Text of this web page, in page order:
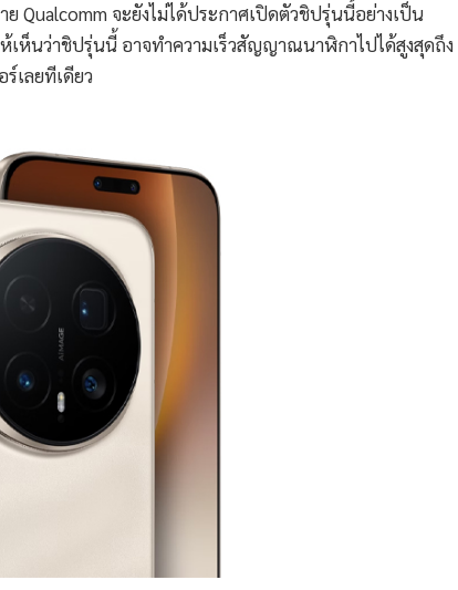
Qualcomm จะยังไม่ได้ประกาศเปิดตัวชิปรุ่นนี้อย่างเป็น
เห็นว่าชิปรุ่นนี้ อาจทำความเร็วสัญญาณนาฬิกาไปได้สูงสุดถึง
เลยทีเดียว